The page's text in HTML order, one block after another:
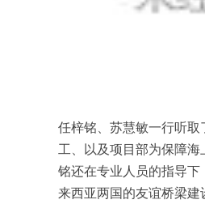
任梓铭、苏慧敏一行听
工、以及项目部为保障
铭还在专业人员的指导
来西亚两国的友谊桥梁建